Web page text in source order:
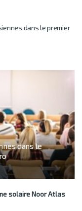
dans le premier
dans le
solaire Noor Atlas